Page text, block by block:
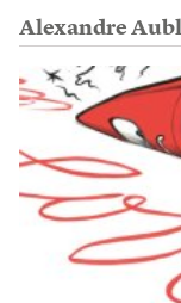
Alexandre